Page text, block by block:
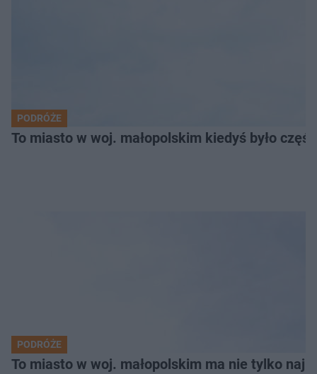
PODRÓŻE
To miasto w woj. małopolskim kiedyś było
PODRÓŻE
To miasto w woj. małopolskim ma nie tylko